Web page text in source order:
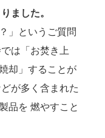
ました。
」というご質問
は「お焚き上
却」することが
が多く含まれた
品を 燃やすこと